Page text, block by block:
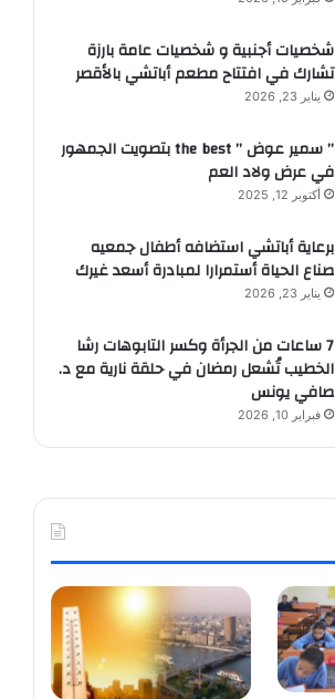
شخصيات أجنبية و شخصيات عامة بارزة
تشارك في افتتاح مطعم أباتشي بالأقصر
يناير 23, 2026
” سمير عوض ” the best بتصويت الجمهور
في عرض ولاد العم
أكتوبر 12, 2025
برعاية أباتشي استضافه أطفال جمعيه
صناع الحياة أستمرارا لمبادرة أسعد غيرك
يناير 23, 2026
7 ساعات من الجرأة وكسر التابوهات رشا
الخطيب تُشعل رمضان في حلقة نارية مع د.
صافي يونس
فبراير 10, 2026